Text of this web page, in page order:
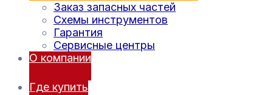
Заказ запасных частей
Схемы инструментов
Гарантия
Сервисные центры
О компании
Где купить